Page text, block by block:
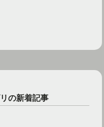
の新着記事